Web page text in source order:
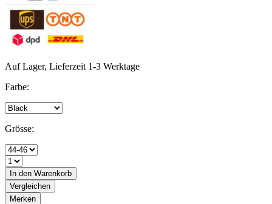
Auf Lager, Lieferzeit 1-3 Werktage
Farbe:
Grösse:
In den Warenkorb
Vergleichen
Merken